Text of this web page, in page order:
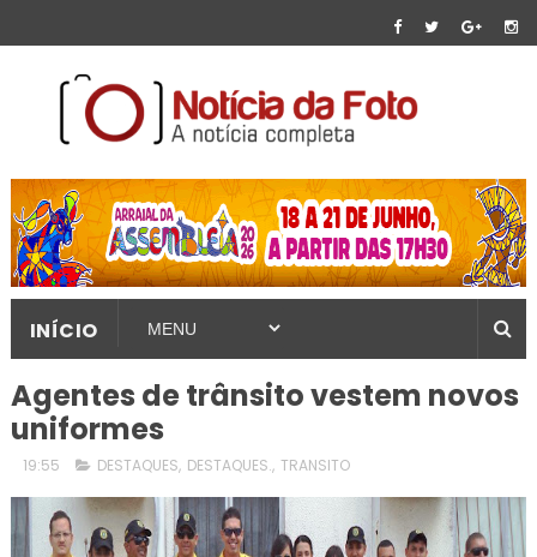
INÍCIO
Agentes de trânsito vestem novos
uniformes
19:55 DESTAQUES, DESTAQUES., TRANSITO